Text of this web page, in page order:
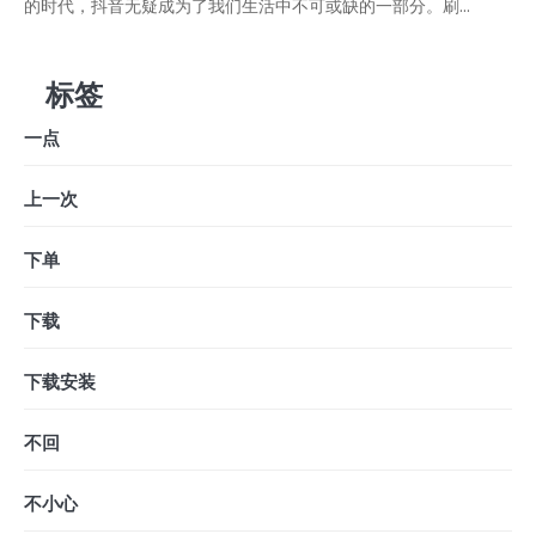
的时代，抖音无疑成为了我们生活中不可或缺的一部分。刷...
标签
一点
上一次
下单
下载
下载安装
不回
不小心